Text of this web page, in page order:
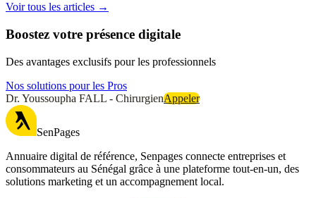
Voir tous les articles →
Boostez votre présence digitale
Des avantages exclusifs pour les professionnels
Nos solutions pour les Pros
Dr. Youssoupha FALL - ChirurgienAppeler
SenPages
Annuaire digital de référence, Senpages connecte entreprises et
consommateurs au Sénégal grâce à une plateforme tout-en-un, des
solutions marketing et un accompagnement local.